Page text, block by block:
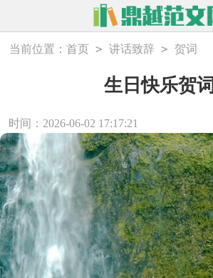
当前位置：首页 > 讲话致辞 > 贺词
生日快乐贺词
时间：2026-06-02 17:17:21